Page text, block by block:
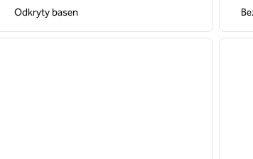
Odkryty basen
następny
1 z 11